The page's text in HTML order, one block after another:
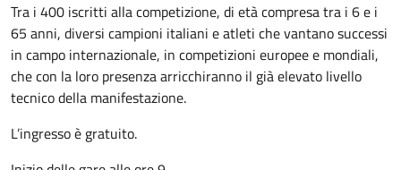
Tra i 400 iscritti alla competizione, di età compresa tra i 6 e i
65 anni, diversi campioni italiani e atleti che vantano successi
in campo internazionale, in competizioni europee e mondiali,
che con la loro presenza arricchiranno il già elevato livello
tecnico della manifestazione.
L’ingresso è gratuito.